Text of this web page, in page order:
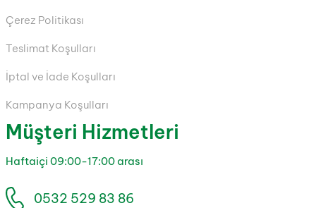
Çerez Politikası
Teslimat Koşulları
İptal ve İade Koşulları
Kampanya Koşulları
Müşteri Hizmetleri
Haftaiçi 09:00-17:00 arası
0532 529 83 86